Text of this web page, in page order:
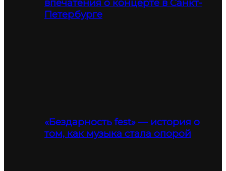
впечатения о концерте в Санкт-
Петербурге
«Бездарность fest» — история о
том, как музыка стала опорой